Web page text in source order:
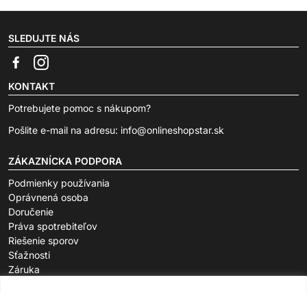
SLEDUJTE NÁS
KONTAKT
Potrebujete pomoc s nákupom?
Pošlite e-mail na adresu: info@onlineshopstar.sk
ZÁKAZNÍCKA PODPORA
Podmienky používania
Oprávnená osoba
Doručenie
Práva spotrebiteľov
Riešenie sporov
Sťažnosti
Záruka